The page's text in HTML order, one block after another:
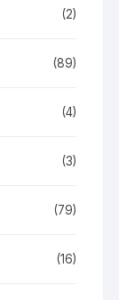
(2)
(89)
(4)
(3)
(79)
(16)